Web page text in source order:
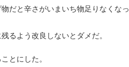
だと辛さがいまいち物足りなくなっ
るよう改良しないとダメだ。
とにした。